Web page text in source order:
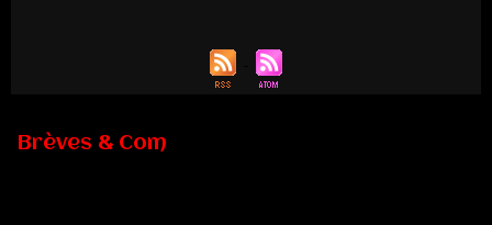
Brèves & Com